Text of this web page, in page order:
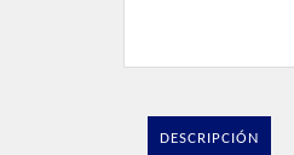
DESCRIPCIÓN